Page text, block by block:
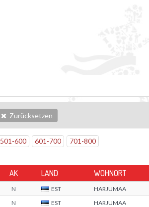
Zurücksetzen
501 -600 601 -700 701 -800
AK LAND WOHNORT
N EST HARJUMAA
N EST
HARJUMAA